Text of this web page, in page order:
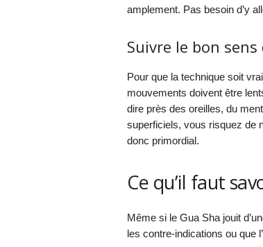
amplement. Pas besoin d’y
Suivre le bon
Pour que la technique soit
mouvements doivent être
dire près des oreilles, du
superficiels, vous risquez de
donc primordial.
Ce qu’il faut
Même si le Gua Sha jouit
les contre-indications ou que